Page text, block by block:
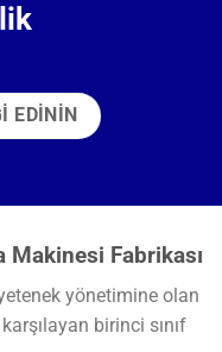
EDININ
Fabrikası
yönetimine olan
birinci sınıf